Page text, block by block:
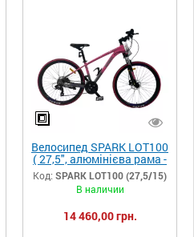
Велосипед SPARK LOT100
( 27,5", алюмінієва рама -
15")
Код: SPARK LOT100 (27,5/15)
В наличии
14 460,00 грн.